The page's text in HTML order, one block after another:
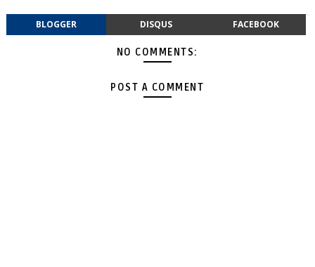
BLOGGER DISQUS FACEBOOK
NO COMMENTS:
POST A COMMENT